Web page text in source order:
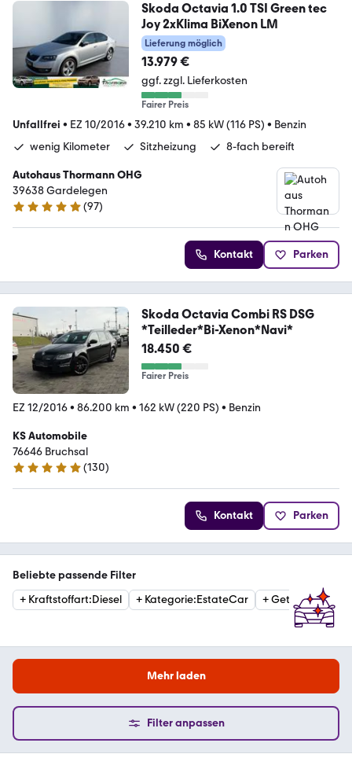
Skoda Octavia 1.0 TSI Green tec
Joy 2xKlima BiXenon LM
Lieferung möglich
13.979 €
ggf. zzgl. Lieferkosten
Fairer Preis
Unfallfrei • EZ 10/2016• 39.210 km • 85 kW (116 PS) • Benzin
wenig Kilometer
Sitzheizung 8-fach bereift
Autohaus Thormann OHG
39638 Gardelegen
4.8 Sterne
(97)
Kontakt Parken
Skoda Octavia Combi RS DSG
*Teilleder*Bi-Xenon*Navi*
18.450 €
Fairer Preis
EZ 12/2016• 86.200 km • 162 kW (220 PS) • Benzin
KS Automobile
76646 Bruchsal
4.9 Sterne
(130)
Kontakt Parken
Beliebte passende Filter
+ Kraftstoffart:Diesel + Kategorie:EstateCar +Getriebe:
Mehr laden
Filter anpassen